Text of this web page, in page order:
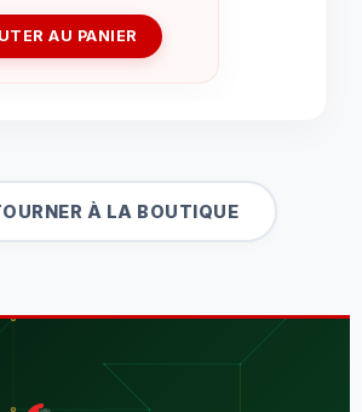
AU PANIER
À LA BOUTIQUE